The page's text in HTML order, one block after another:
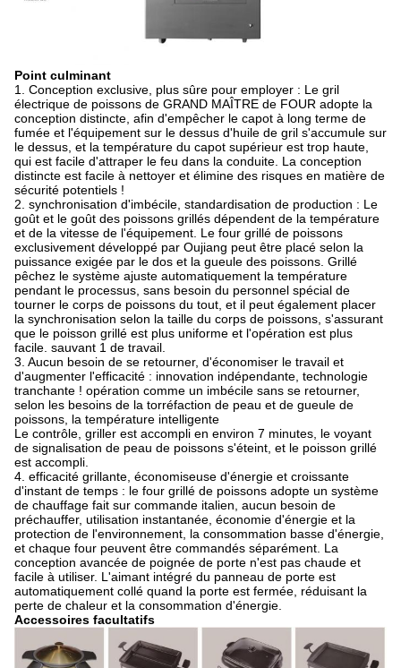
Point culminant
1. Conception exclusive, plus sûre pour employer : Le gril
électrique de poissons de GRAND MAÎTRE de FOUR adopte la
conception distincte, afin d'empêcher le capot à long terme de
fumée et l'équipement sur le dessus d'huile de gril s'accumule sur
le dessus, et la température du capot supérieur est trop haute,
qui est facile d'attraper le feu dans la conduite. La conception
distincte est facile à nettoyer et élimine des risques en matière de
sécurité potentiels !
2. synchronisation d'imbécile, standardisation de production : Le
goût et le goût des poissons grillés dépendent de la température
et de la vitesse de l'équipement. Le four grillé de poissons
exclusivement développé par Oujiang peut être placé selon la
puissance exigée par le dos et la gueule des poissons. Grillé
pêchez le système ajuste automatiquement la température
pendant le processus, sans besoin du personnel spécial de
tourner le corps de poissons du tout, et il peut également placer
la synchronisation selon la taille du corps de poissons, s'assurant
que le poisson grillé est plus uniforme et l'opération est plus
facile. sauvant 1 de travail.
3. Aucun besoin de se retourner, d'économiser le travail et
d'augmenter l'efficacité : innovation indépendante, technologie
tranchante ! opération comme un imbécile sans se retourner,
selon les besoins de la torréfaction de peau et de gueule de
poissons, la température intelligente
Le contrôle, griller est accompli en environ 7 minutes, le voyant
de signalisation de peau de poissons s'éteint, et le poisson grillé
est accompli.
4. efficacité grillante, économiseuse d'énergie et croissante
d'instant de temps : le four grillé de poissons adopte un système
de chauffage fait sur commande italien, aucun besoin de
préchauffer, utilisation instantanée, économie d'énergie et la
protection de l'environnement, la consommation basse d'énergie,
et chaque four peuvent être commandés séparément. La
conception avancée de poignée de porte n'est pas chaude et
facile à utiliser. L'aimant intégré du panneau de porte est
automatiquement collé quand la porte est fermée, réduisant la
perte de chaleur et la consommation d'énergie.
Accessoires facultatifs